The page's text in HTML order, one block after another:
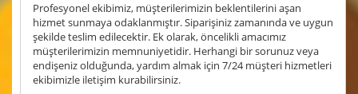
Profesyonel ekibimiz, müşterilerimizin beklentilerini aşan
hizmet sunmaya odaklanmıştır. Siparişiniz zamanında ve uygun
şekilde teslim edilecektir. Ek olarak, öncelikli amacımız
müşterilerimizin memnuniyetidir. Herhangi bir sorunuz veya
endişeniz olduğunda, yardım almak için 7/24 müşteri hizmetleri
ekibimizle iletişim kurabilirsiniz.